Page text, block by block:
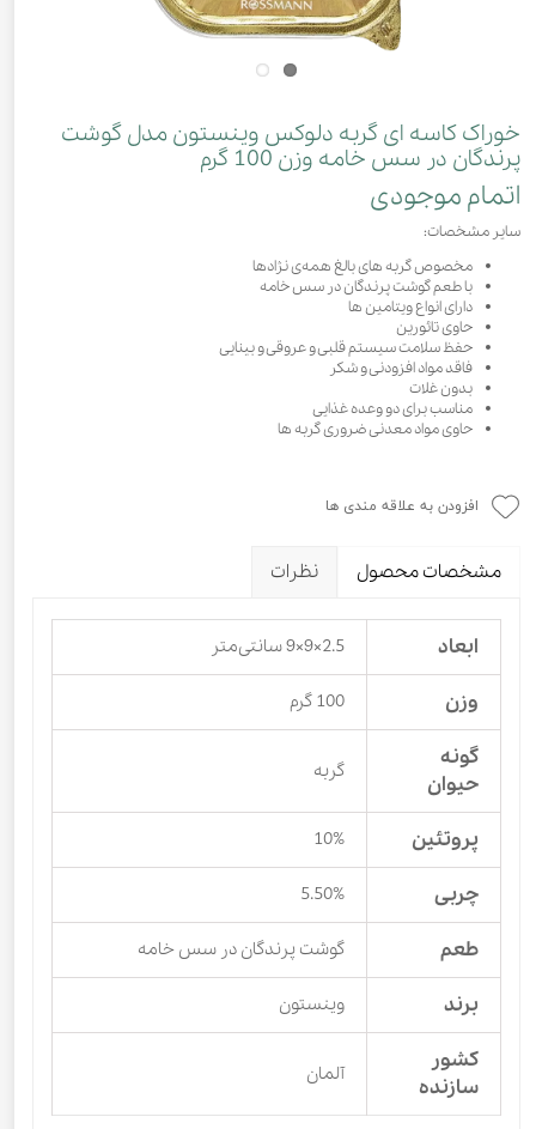
خوراک کاسه‌ ای گربه دلوکس وینستون مدل گوشت
پرندگان در سس خامه وزن 100 گرم
اتمام موجودی
سایر مشخصات:
مخصوص گربه های بالغ همه‌ی نژاد‌ها
با طعم گوشت پرندگان در سس خامه
دارای انواع ویتامین ها
حاوی تائورین
حفظ سلامت سیستم قلبی و عروقی و بینایی
فاقد مواد افزودنی و شکر
بدون غلات
مناسب برای دو وعده غذایی
حاوی مواد معدنی ضروری گربه ها
افزودن به علاقه مندی ها
مشخصات محصول نظرات
ابعاد 2.5×9×9 سانتی‌متر
وزن 100 گرم
گونه
حیوان
گربه
پروتئین 10%
چربی 5.50%
طعم گوشت پرندگان در سس خامه
برند وینستون
کشور
سازنده
آلمان